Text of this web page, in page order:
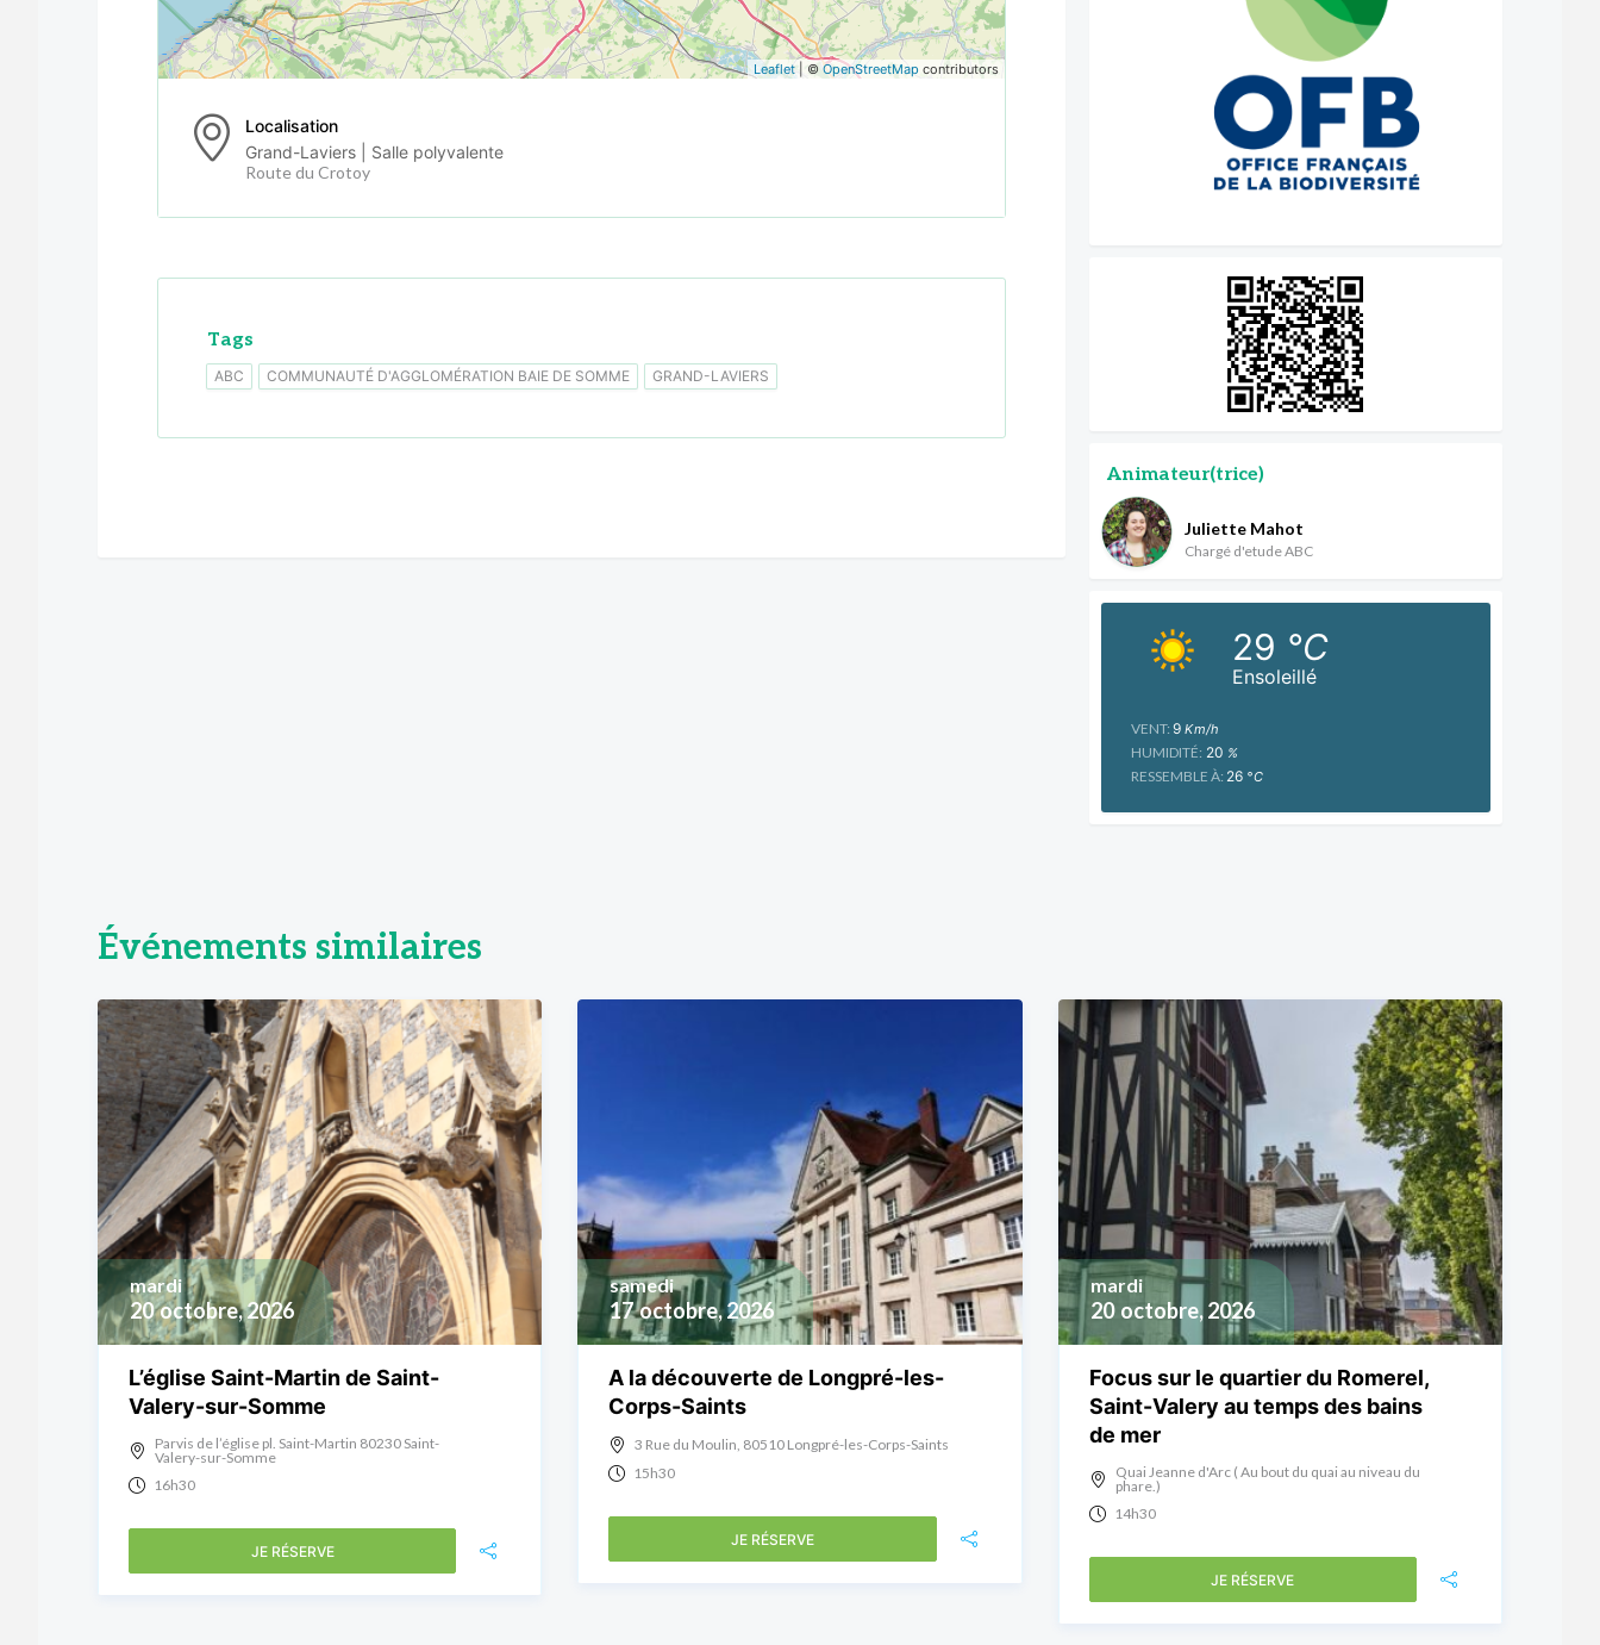
Leaflet| © OpenStreetMap contributors
Localisation
Grand-Laviers | Salle polyvalente
Route du Crotoy
Tags
ABC COMMUNAUTÉ D'AGGLOMÉRATION BAIE DE SOMME GRAND-LAVIERS
Animateur(trice)
Juliette Mahot
Chargé d'etude ABC
Ensoleillé
29 °C
VENT: 9Km/h
HUMIDITÉ: 20 %
RESSEMBLE À: 26°C
Événements similaires
20 octobre, 2026
mardi
L’église Saint-Martin de Saint-
Valery-sur-Somme
Parvis de l’église pl. Saint-Martin 80230 Saint-
Valery-sur-Somme
16h30
JE RÉSERVE
17 octobre, 2026
samedi
A la découverte de Longpré-les-
Corps-Saints
3 Rue du Moulin, 80510 Longpré-les-Corps-Saints
15h30
JE RÉSERVE
20 octobre, 2026
mardi
Focus sur le quartier du Romerel,
Saint-Valery au temps des bains
de mer
Quai Jeanne d'Arc ( Au bout du quai au niveau du
phare.)
14h30
JE RÉSERVE